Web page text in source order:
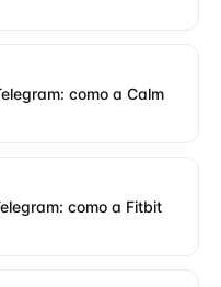
como a Calm
como a Fitbit